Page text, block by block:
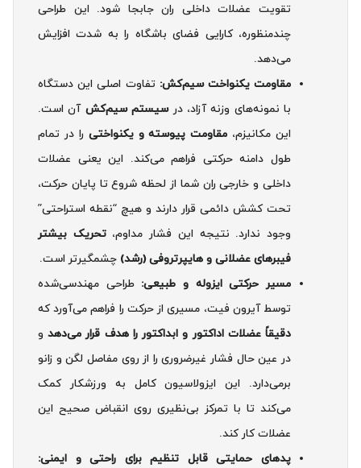
تقویت عضلات داخلی ران جابجا شود. این طراحی
چندمنظوره، کارایی فضای باشگاه را به شدت افزایش
می‌دهد.
مقاومت یکنواخت سیم‌کش: تفاوت اصلی این دستگاه
با نمونه‌های وزنه آزاد، درسیستم سیم‌کش آن است.
این مکانیزم، مقاومت پیوسته و یکنواختی را در تمام
طول دامنه حرکتی فراهم می‌کند. این یعنی عضلات
داخلی و خارجی ران شما از لحظه شروع تا پایان حرکت،
تحت کشش دائمی قرار دارند و هیچ “نقطه استراحتی”
وجود ندارد. نتیجه این فشار مداوم،تحریک بیشتر
فیبرهای عضلانی و هایپرتروفی (رشد) چشمگیرتر است.
مسیر حرکتی ایزوله و طبیعی: طراحی مهندسی‌شده
توسط آیرون فیت، مسیری از حرکت را فراهم می‌آورد که
دقیقاً عضلات اداکتور و ابداکتور را هدف قرار می‌دهدو
در عین حال فشار غیرضروری را از روی مفاصل لگن و زانو
برمی‌دارد. این ایزولاسیون کامل به ورزشکار کمک
می‌کند تا با تمرکز بی‌نظیری روی انقباض صحیح این
عضلات کار کند.
پدهای حمایتی قابل تنظیم برای راحتی و ایمنی: